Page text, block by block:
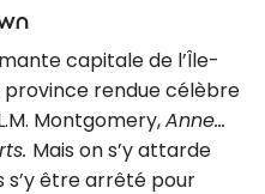
capitale de l’Île-
rendue célèbre
Montgomery,Anne…
Mais on s’y attarde
s’y être arrêté pour